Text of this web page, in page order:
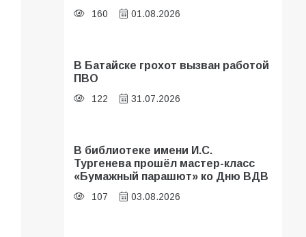
160 01.08.2026
В Батайске грохот вызван работой
ПВО
122 31.07.2026
В библиотеке имени И.С.
Тургенева прошёл мастер-класс
«Бумажный парашют» ко Дню ВДВ
107 03.08.2026